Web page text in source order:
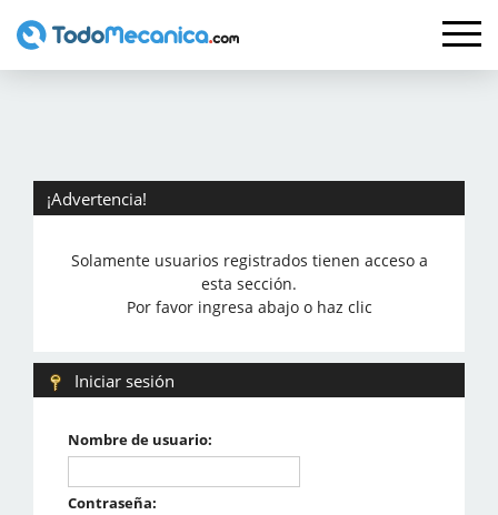
¡Advertencia!
Solamente usuarios registrados tienen acceso a
esta sección.
Por favor ingresa abajo o haz clic
Iniciar sesión
Nombre de usuario:
Contraseña: